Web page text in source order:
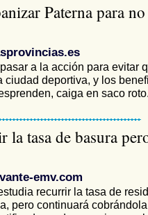
Paterna para
a la acción para evitar
deportiva, y los
caiga en saco
la tasa de basura
emv.com
recurrir la tasa de
pero continuará